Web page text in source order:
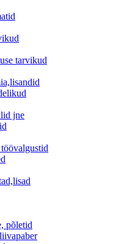
tarvikud
jne
põletid